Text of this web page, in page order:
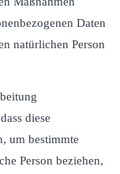
Daten
natürlichen Person
diese
um bestimmte
Person beziehen,